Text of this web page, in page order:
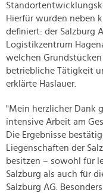
Hierfür wurden neben
definiert: der Salzburg
Logistikzentrum
welchen
betriebliche Tätigkeit
erklärte Haslauer.
"Mein herzlicher Dank
intensive Arbeit am
Die Ergebnisse
Liegenschaften der
besitzen – sowohl für
Salzburg als auch für
Salzburg AG.